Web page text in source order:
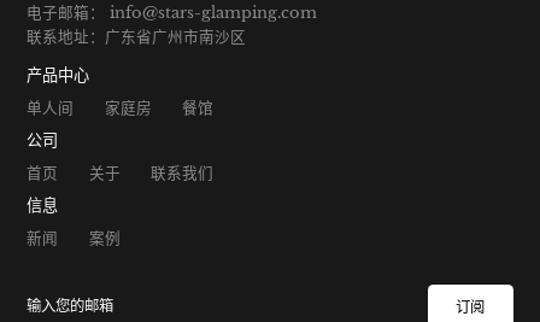
电子邮箱： info@stars-glamping.com
联系地址：广东省广州市南沙区
产品中心
单人间 家庭房 餐馆
公司
首页 关于 联系我们
信息
新闻 案例
订阅